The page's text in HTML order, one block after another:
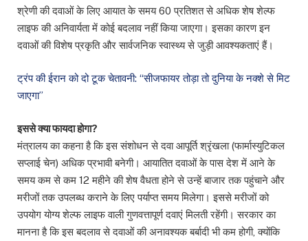
श्रेणी की दवाओं के लिए आयात के समय 60 प्रतिशत से अधिक शेष शेल्फ
लाइफ की अनिवार्यता में कोई बदलाव नहीं किया जाएगा। इसका कारण इन
दवाओं की विशेष प्रकृति और सार्वजनिक स्वास्थ्य से जुड़ी आवश्यकताएं हैं।
ट्रंप की ईरान को दो टूक चेतावनी: “सीजफायर तोड़ा तो दुनिया के नक्शे से मिट
जाएगा”
इससे क्या फायदा होगा?
मंत्रालय का कहना है कि इस संशोधन से दवा आपूर्ति श्रृंखला (फार्मास्युटिकल
सप्लाई चेन) अधिक प्रभावी बनेगी। आयातित दवाओं के पास देश में आने के
समय कम से कम 12 महीने की शेष वैधता होने से उन्हें बाजार तक पहुंचाने और
मरीजों तक उपलब्ध कराने के लिए पर्याप्त समय मिलेगा। इससे मरीजों को
उपयोग योग्य शेल्फ लाइफ वाली गुणवत्तापूर्ण दवाएं मिलती रहेंगी। सरकार का
मानना है कि इस बदलाव से दवाओं की अनावश्यक बर्बादी भी कम होगी, क्योंकि